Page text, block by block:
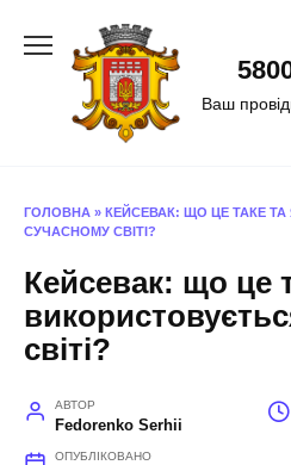
Ваш
ГОЛОВНА » КЕЙСЕВАК: ЩО ЦЕ ТАКЕ
СУЧАСНОМУ СВІТІ?
Кейсевак: що це
світі?
АВТОР
Fedorenko Serhii
ОПУБЛІКОВАНО